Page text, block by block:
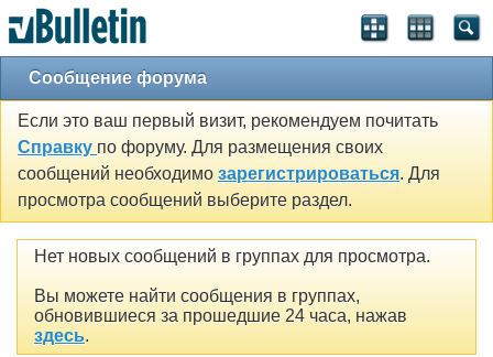
Сообщение форума
Если это ваш первый визит, рекомендуем почитать
Справку по форуму. Для размещения своих
сообщений необходимо зарегистрироваться. Для
просмотра сообщений выберите раздел.
Нет новых сообщений в группах для просмотра.
Вы можете найти сообщения в группах,
обновившиеся за прошедшие 24 часа, нажав
здесь.